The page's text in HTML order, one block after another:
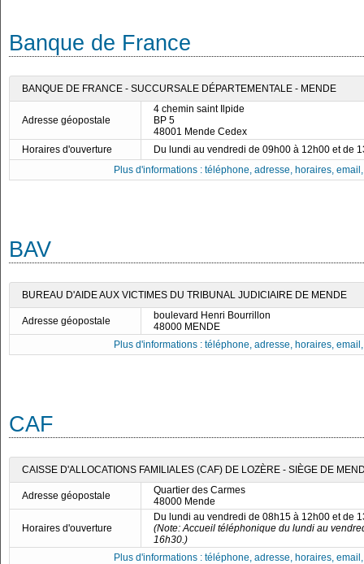
Banque de France
BANQUE DE FRANCE - SUCCURSALE DÉPARTEMENTALE - MENDE
Adresse géopostale
4 chemin saint Ilpide
BP 5
48001 Mende Cedex
Horaires d'ouverture
Du lundi au vendredi de 09h00 à 12h00 et de
Plus d'informations : téléphone, adresse, horaires,
BAV
BUREAU D'AIDE AUX VICTIMES DU TRIBUNAL JUDICIAIRE DE MENDE
Adresse géopostale
boulevard Henri Bourrillon
48000 MENDE
Plus d'informations : téléphone, adresse, horaires,
CAF
CAISSE D'ALLOCATIONS FAMILIALES (CAF) DE LOZÈRE - SIÈGE DE
Adresse géopostale
Quartier des Carmes
48000 Mende
Horaires d'ouverture
Du lundi au vendredi de 08h15 à 12h00 et de
(Note: Accueil téléphonique du lundi au
16h30.)
Plus d'informations : téléphone, adresse, horaires,